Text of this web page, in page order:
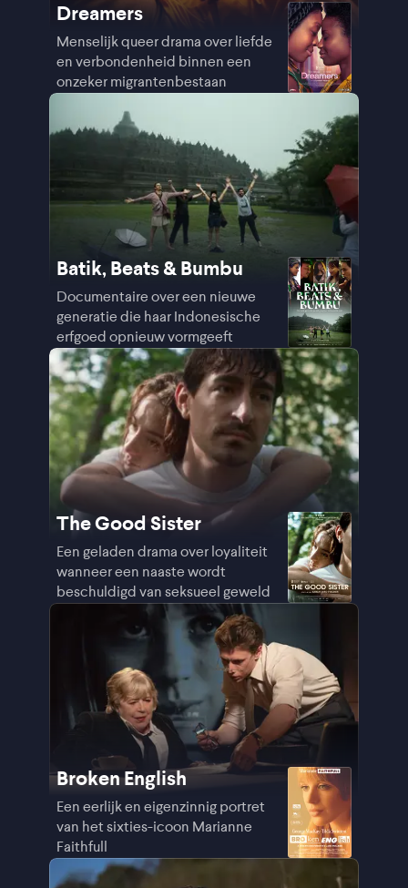
Dreamers
Menselijk queer drama over liefde
en verbondenheid binnen een
onzeker migrantenbestaan
Batik, Beats & Bumbu
Documentaire over een nieuwe
generatie die haar Indonesische
erfgoed opnieuw vormgeeft
The Good Sister
Een geladen drama over loyaliteit
wanneer een naaste wordt
beschuldigd van seksueel geweld
Broken English
Een eerlijk en eigenzinnig portret
van het sixties-icoon Marianne
Faithfull